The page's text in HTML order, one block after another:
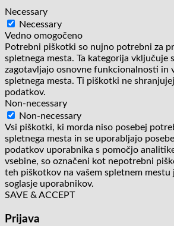
Necessary
Necessary
Vedno omogočeno
Potrebni piškotki so nujno potrebni za
spletnega mesta. Ta kategorija vključuje
zagotavljajo osnovne funkcionalnosti in
spletnega mesta. Ti piškotki ne
podatkov.
Non-necessary
Non-necessary
Vsi piškotki, ki morda niso posebej
spletnega mesta in se uporabljajo
podatkov uporabnika s pomočjo
vsebine, so označeni kot nepotrebni
teh piškotkov na vašem spletnem
soglasje uporabnikov.
SAVE & ACCEPT
Prijava